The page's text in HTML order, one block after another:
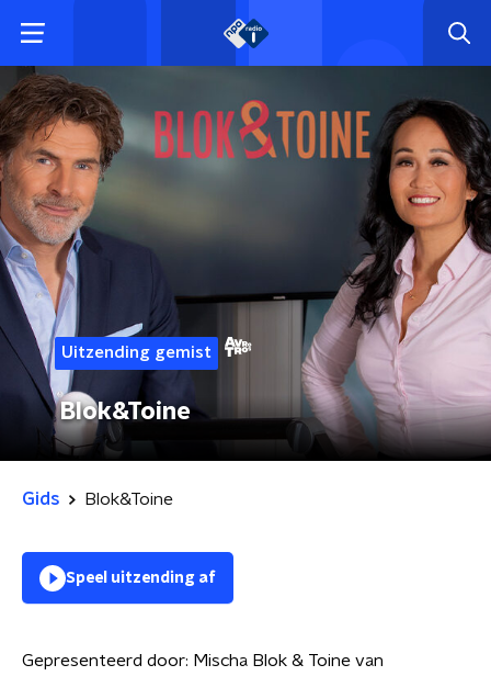
Uitzending gemist
Blok&Toine
Gids Blok&Toine
Speel uitzending af
Gepresenteerd door: Mischa Blok & Toine van